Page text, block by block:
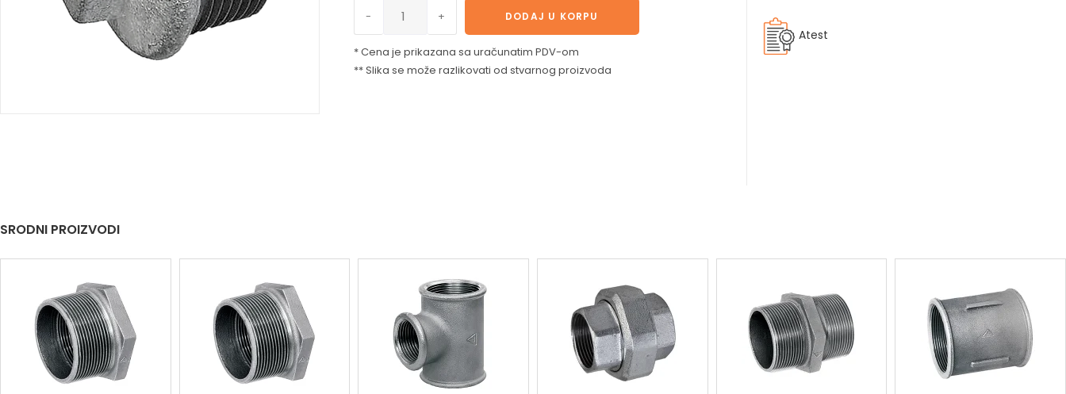
- + DODAJ U KORPU
* Cena je prikazana sa uračunatim PDV-om
** Slika se može razlikovati od stvarnog proizvoda
Atest
SRODNI PROIZVODI